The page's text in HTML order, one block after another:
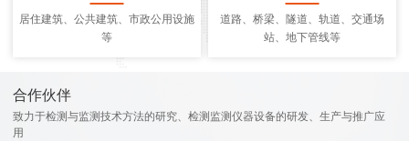
居住建筑、公共建筑、市政公用设施
等
道路、桥梁、隧道、轨道、交通场
站、地下管线等
合作伙伴
致力于检测与监测技术方法的研究、检测监测仪器设备的研发、生产与推广应
用